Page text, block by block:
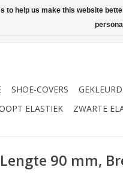
SHOE-COVERS
ELASTIEK
ZWARTE
90 mm,
to help us make this website